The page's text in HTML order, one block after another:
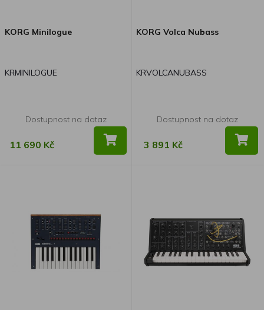
KORG Minilogue
KRMINILOGUE
Dostupnost na dotaz
11 690 Kč
KORG Volca Nubass
KRVOLCANUBASS
Dostupnost na dotaz
3 891 Kč